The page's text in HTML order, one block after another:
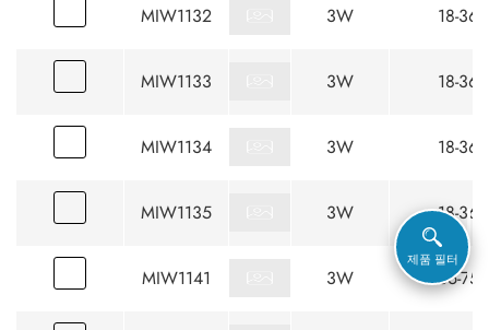
MIW1132 3W 18-36
MIW1133 3W 18-36
MIW1134 3W 18-36
MIW1135 3W 18-36
MIW1141 3W 36-75
제품 필터